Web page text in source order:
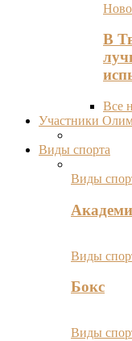
В
Все
Участники
Виды спорта
Виды
Виды
Бокс
Виды